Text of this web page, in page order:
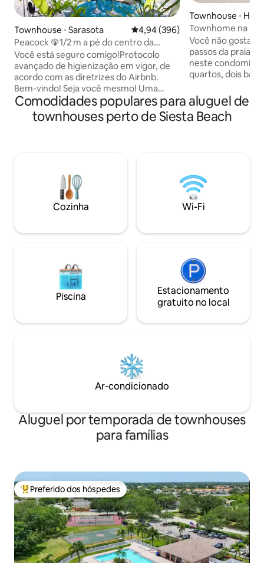
Townhouse ⋅ Sarasota 4,94 de uma avaliação média de
4,94 (396)
Peacock 🦚1/2 m a pé do centro da
cidade #TheTropicalNut ☀️🥳👙
Você está seguro comigo!Protocolo
avançado de higienização em vigor, de
acordo com as diretrizes do Airbnb.
Bem-vindo! Seja você mesmo! Uma
estadia de cinco estrelas, garantida.
Você SERÁ feliz aqui! Ocasião especial?
Minha favorita. Gosto de fazer coisas
pé do centro da cidade. 1 de 2
apartamentos no andar de cima no The
Tropical Nut! Nosso objetivo é agradar!
Sem arrependimento de reserva!
de estimação de todos os tipos!
Townhouse ⋅
Townhome na
piscina!
Você não
passos da praia
neste condomínio
quartos, dois
queen com
conversível. Atualizações recentes:
máquina de lavar
lado do
de bicicletas,
delícias
melhor praia da
Comodidades populares para aluguel de
townhouses perto de Siesta Beach
Cozinha Wi-Fi
Piscina
Estacionamento
gratuito no local
Ar-condicionado
Aluguel por temporada de townhouses
para famílias
Entre os melhores preferidos dos hóspedes
Preferido dos hóspedes